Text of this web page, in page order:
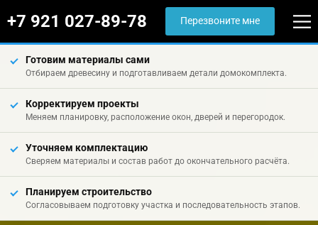
+7 921 027-89-78 Перезвоните мне
Готовим материалы сами
Отбираем древесину и подготавливаем детали домокомплекта.
Корректируем проекты
Меняем планировку, расположение окон, дверей и перегородок.
Уточняем комплектацию
Сверяем материалы и состав работ до окончательного расчёта.
Планируем строительство
Согласовываем подготовку участка и последовательность этапов.